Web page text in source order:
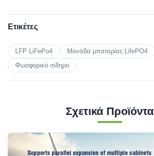
Ετικέτες
LFP LiFePo4
Μονάδα μπαταρίας LifePO4
Φωσφορικό σίδηρο
Σχετικά Προϊόντα